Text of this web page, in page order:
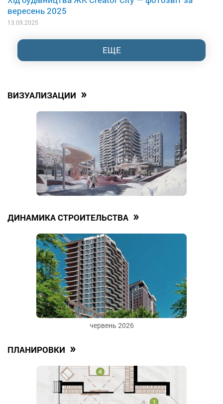
вересень 2025
13.09.2025
ЕЩЕ
ВИЗУАЛИЗАЦИИ »
ДИНАМИКА СТРОИТЕЛЬСТВА »
червень 2026
ПЛАНИРОВКИ »